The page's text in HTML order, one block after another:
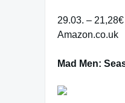
29.03. –
Amazon.co.uk
Mad Men: